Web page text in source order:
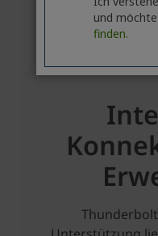
und
finden.